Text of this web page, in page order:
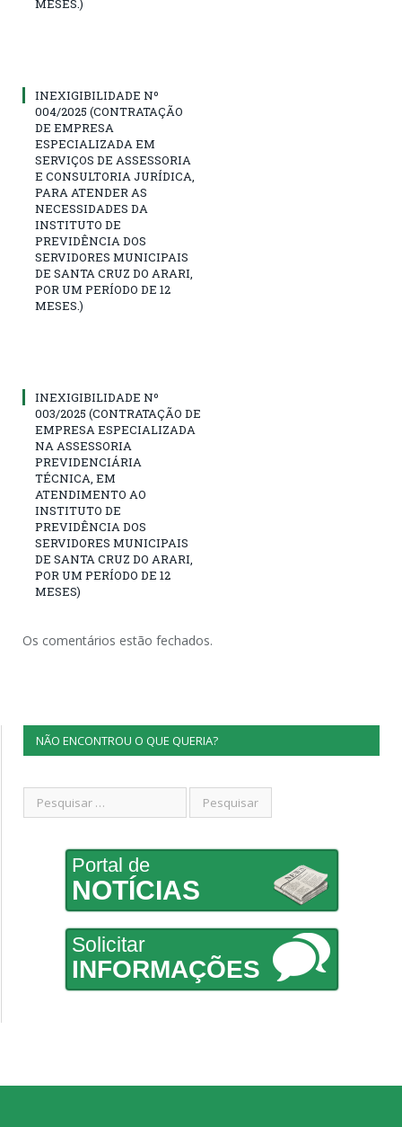
MESES.)
INEXIGIBILIDADE Nº
004/2025 (CONTRATAÇÃO
DE EMPRESA
ESPECIALIZADA EM
SERVIÇOS DE ASSESSORIA
E CONSULTORIA JURÍDICA,
PARA ATENDER AS
NECESSIDADES DA
INSTITUTO DE
PREVIDÊNCIA DOS
SERVIDORES MUNICIPAIS
DE SANTA CRUZ DO ARARI,
POR UM PERÍODO DE 12
MESES.)
INEXIGIBILIDADE Nº
003/2025 (CONTRATAÇÃO DE
EMPRESA ESPECIALIZADA
NA ASSESSORIA
PREVIDENCIÁRIA
TÉCNICA, EM
ATENDIMENTO AO
INSTITUTO DE
PREVIDÊNCIA DOS
SERVIDORES MUNICIPAIS
DE SANTA CRUZ DO ARARI,
POR UM PERÍODO DE 12
MESES)
Os comentários estão fechados.
NÃO ENCONTROU O QUE QUERIA?
Portal de
NOTÍCIAS
Solicitar
INFORMAÇÕES